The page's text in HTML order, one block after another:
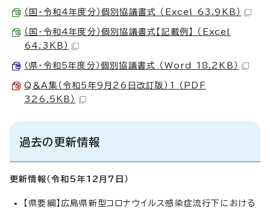
（国・令和4年度分）個別協議書式 （Excel 63.9KB）
（国・令和4年度分）個別協議書式【記載例】 （Excel
64.3KB）
（県・令和5年度分）個別協議書式 （Word 18.2KB）
Q＆A集（令和5年9月26日改訂版）1 （PDF
326.5KB）
過去の更新情報
更新情報（令和5年12月7 日）
【県要綱】広島県新型コロナウイルス感染症流行下における